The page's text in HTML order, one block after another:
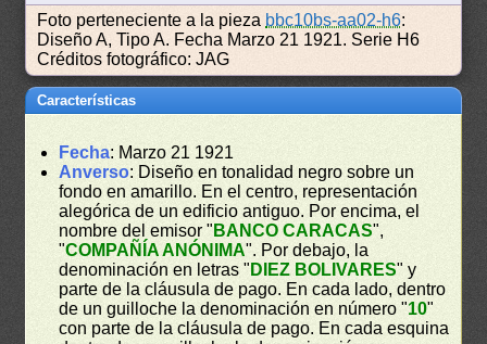
Foto perteneciente a la pieza bbc10bs-aa02-h6:
Diseño A, Tipo A. Fecha Marzo 21 1921. Serie H6
Créditos fotográfico: JAG
Características
Fecha: Marzo 21 1921
Anverso: Diseño en tonalidad negro sobre un
fondo en amarillo. En el centro, representación
alegórica de un edificio antiguo. Por encima, el
nombre del emisor " BANCO CARACAS",
"COMPAÑÍA ANÓNIMA". Por debajo, la
denominación en letras " DIEZ BOLIVARES" y
parte de la cláusula de pago. En cada lado, dentro
de un guilloche la denominación en número "10"
con parte de la cláusula de pago. En cada esquina